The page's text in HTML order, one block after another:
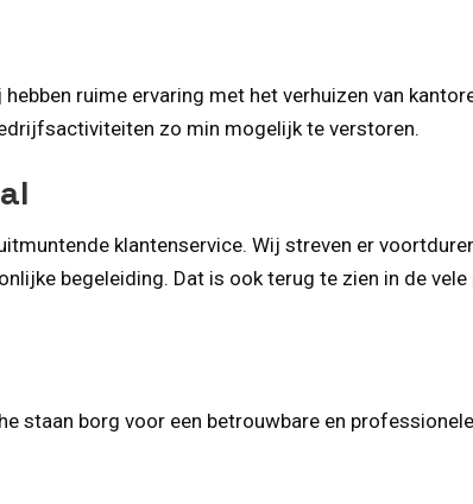
ruime ervaring met het verhuizen van
zo min mogelijk te verstoren.
klantenservice. Wij streven er
begeleiding. Dat is ook terug te zien in de
staan borg voor een betrouwbare en